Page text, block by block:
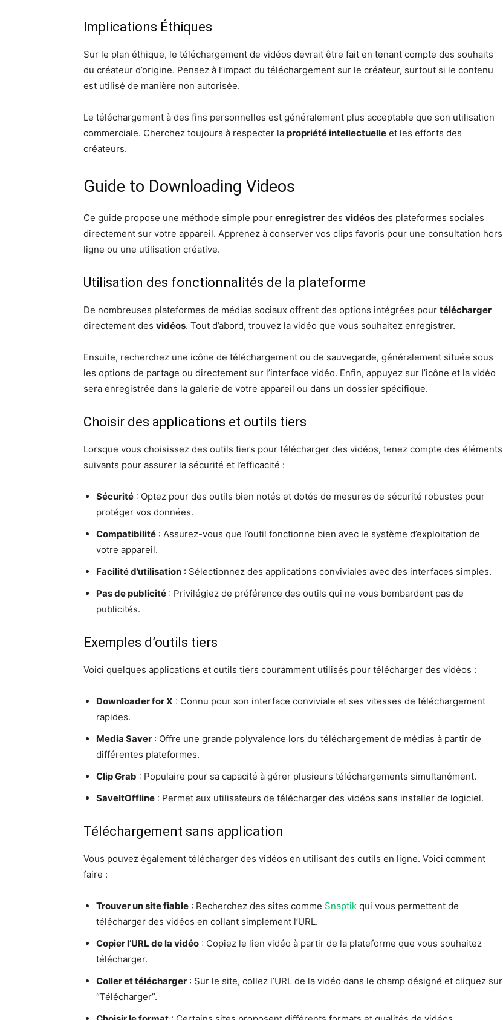
Implications Éthiques
Sur le plan éthique, le téléchargement de vidéos devrait être fait en tenant compte des souhaits
du créateur d’origine. Pensez à l’impact du téléchargement sur le créateur, surtout si le contenu
est utilisé de manière non autorisée.
Le téléchargement à des fins personnelles est généralement plus acceptable que son utilisation
commerciale. Cherchez toujours à respecter la propriété intellectuelle et les efforts des
créateurs.
Guide to Downloading Videos
Ce guide propose une méthode simple pour enregistrer des vidéos des plateformes sociales
directement sur votre appareil. Apprenez à conserver vos clips favoris pour une consultation hors
ligne ou une utilisation créative.
Utilisation des fonctionnalités de la plateforme
De nombreuses plateformes de médias sociaux offrent des options intégrées pour télécharger
directement des vidéos. Tout d’abord, trouvez la vidéo que vous souhaitez enregistrer.
Ensuite, recherchez une icône de téléchargement ou de sauvegarde, généralement située sous
les options de partage ou directement sur l’interface vidéo. Enfin, appuyez sur l’icône et la vidéo
sera enregistrée dans la galerie de votre appareil ou dans un dossier spécifique.
Choisir des applications et outils tiers
Lorsque vous choisissez des outils tiers pour télécharger des vidéos, tenez compte des éléments
suivants pour assurer la sécurité et l’efficacité :
Sécurité : Optez pour des outils bien notés et dotés de mesures de sécurité robustes pour
protéger vos données.
Compatibilité : Assurez-vous que l’outil fonctionne bien avec le système d’exploitation de
votre appareil.
Facilité d’utilisation : Sélectionnez des applications conviviales avec des interfaces simples.
Pas de publicité : Privilégiez de préférence des outils qui ne vous bombardent pas de
publicités.
Exemples d’outils tiers
Voici quelques applications et outils tiers couramment utilisés pour télécharger des vidéos :
Downloader for X : Connu pour son interface conviviale et ses vitesses de téléchargement
rapides.
Media Saver : Offre une grande polyvalence lors du téléchargement de médias à partir de
différentes plateformes.
Clip Grab : Populaire pour sa capacité à gérer plusieurs téléchargements simultanément.
SaveItOffline : Permet aux utilisateurs de télécharger des vidéos sans installer de logiciel.
Téléchargement sans application
Vous pouvez également télécharger des vidéos en utilisant des outils en ligne. Voici comment
faire :
Trouver un site fiable : Recherchez des sites comme Snaptik qui vous permettent de
télécharger des vidéos en collant simplement l’URL.
Copier l’URL de la vidéo : Copiez le lien vidéo à partir de la plateforme que vous souhaitez
télécharger.
Coller et télécharger : Sur le site, collez l’URL de la vidéo dans le champ désigné et cliquez sur
“Télécharger”.